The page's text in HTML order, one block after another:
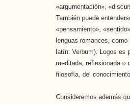
«argumentación»,
También puede
«pensamiento»,
lenguas romances, como
latín: Verbum). Logos es
meditada, reflexionada o
filosofía, del
Consideremos además